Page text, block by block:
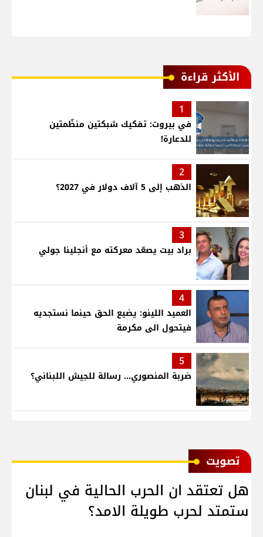
الأكثر قراءة
1
في بيروت: تفكيك شبكتين منظّمتين
للدعارة!
2
الذهب إلى 5 آلاف دولار في 2027؟
3
براد بيت يصعّد معركته مع أنجلينا جولي
4
العميد اللينو: يضيع الحق حينما نستجديه
فيتحول الى مكرمة
5
ضربة المنصوري... رسالة للجيش اللبناني؟
ﺗﺼﻮﻳﺖ
هل تعتقد ان الحرب الحالية في لبنان
ستمتد لحرب طويلة الامد؟